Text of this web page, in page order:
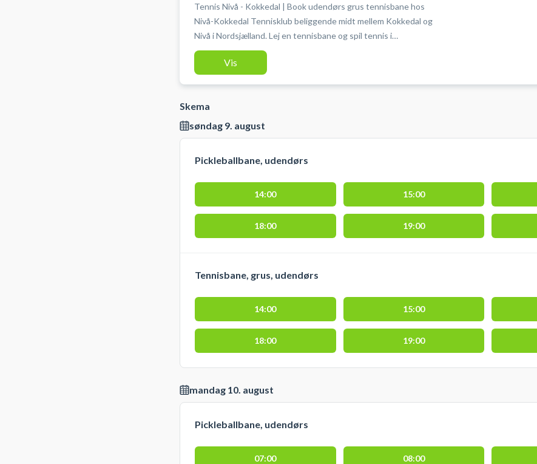
Tennis Nivå - Kokkedal | Book udendørs grus tennisbane hos
Nivå-Kokkedal Tennisklub beliggende midt mellem Kokkedal og
Nivå i Nordsjælland. Lej en tennisbane og spil tennis i
Nordsjælland på flotte udendørs grusbaner ved tennisklubben i
Kokkedal. Nivå-Kokkedal Tennisklub byder på 7 udendørs grus
Vis
Skema
søndag 9. august
Pickleballbane, udendørs
14:00 15:00
18:00 19:00
Tennisbane, grus, udendørs
14:00 15:00
18:00 19:00
mandag 10. august
Pickleballbane, udendørs
07:00 08:00